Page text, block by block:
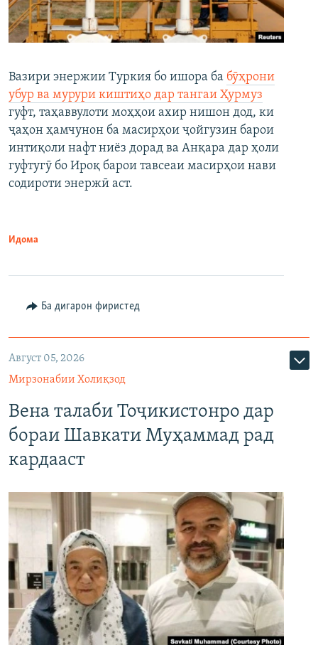
Вазири энержии Туркия бо ишора ба бӯҳрони
убур ва мурури киштиҳо дар тангаи Ҳурмуз
гуфт, таҳаввулоти моҳҳои ахир нишон дод, ки
ҷаҳон ҳамчунон ба масирҳои ҷойгузин барои
интиқоли нафт ниёз дорад ва Анқара дар ҳоли
гуфтугӯ бо Ироқ барои тавсеаи масирҳои нави
содироти энержӣ аст.
Идома
Ба дигарон фиристед
Август 05, 2026
Мирзонабии Холиқзод
Вена талаби Тоҷикистонро дар
бораи Шавкати Муҳаммад рад
кардааст